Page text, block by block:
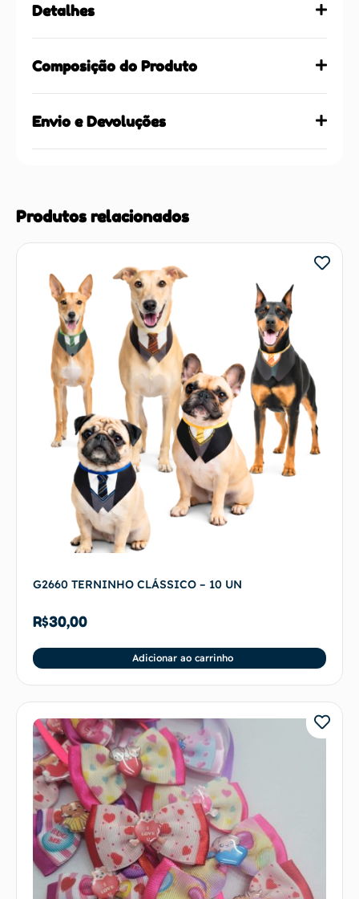
Detalhes
Composição do Produto
Envio e Devoluções
Produtos relacionados
G2660 TERNINHO CLÁSSICO – 10 UN
R$30,00
Adicionar ao carrinho